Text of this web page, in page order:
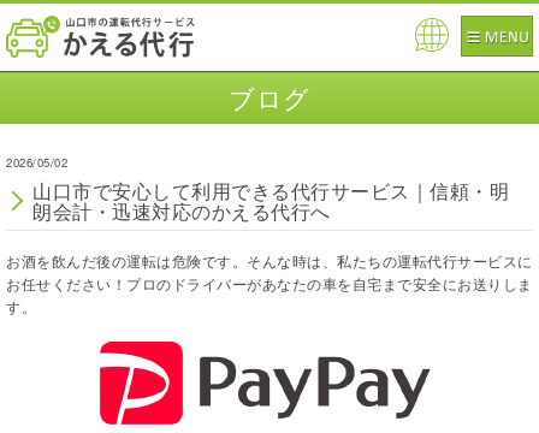
ブログ
2026/05/02
山口市で安心して利用できる代行サービス｜信頼・明
朗会計・迅速対応のかえる代行へ
お酒を飲んだ後の運転は危険です。そんな時は、私たちの運転代行サービスに
お任せください！プロのドライバーがあなたの車を自宅まで安全にお送りしま
す。